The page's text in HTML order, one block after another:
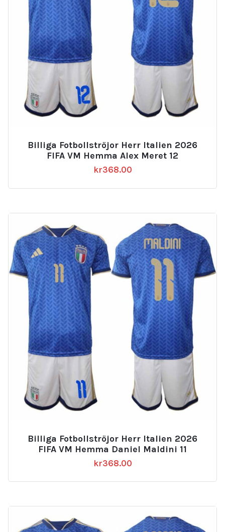
Billiga Fotbollströjor Herr Italien 2026
FIFA VM Hemma Alex Meret 12
kr368.00
Billiga Fotbollströjor Herr Italien 2026
FIFA VM Hemma Daniel Maldini 11
kr368.00